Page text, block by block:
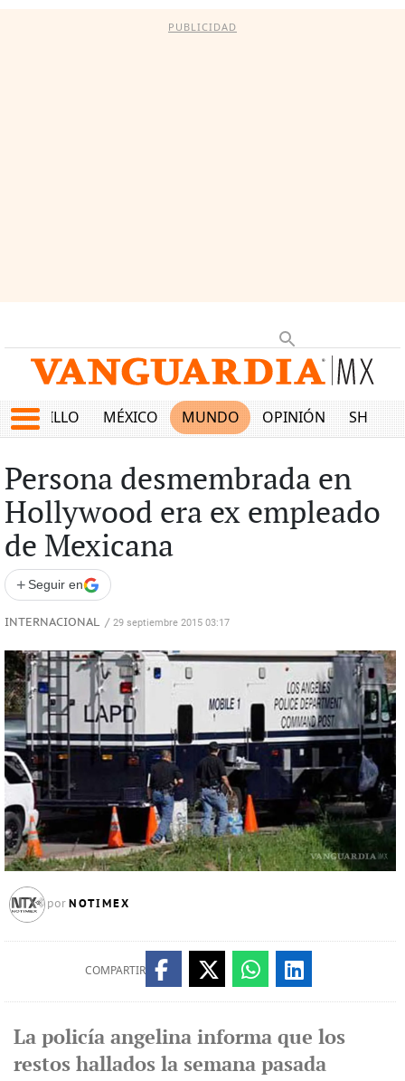
PUBLICIDAD
SALTILLO MÉXICO MUNDO OPINIÓN SHOW
Persona desmembrada en
Hollywood era ex empleado
de Mexicana
+ Seguir en
INTERNACIONAL / 29 septiembre 2015 03:17
por NOTIMEX
COMPARTIR
La policía angelina informa que los
restos hallados la semana pasada